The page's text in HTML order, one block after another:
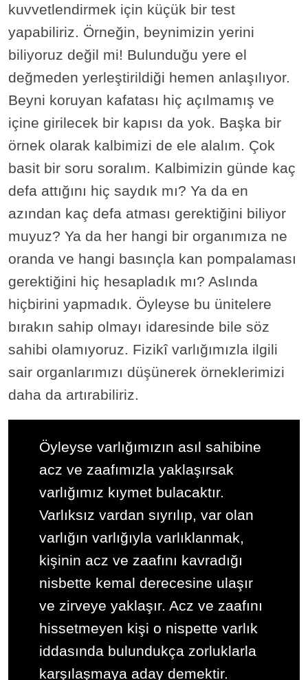
kuvvetlendirmek için küçük bir test
yapabiliriz. Örneğin, beynimizin yerini
biliyoruz değil mi! Bulunduğu yere el
değmeden yerleştirildiği hemen anlaşılıyor.
Beyni koruyan kafatası hiç açılmamış ve
içine girilecek bir kapısı da yok. Başka bir
örnek olarak kalbimizi de ele alalım. Çok
basit bir soru soralım. Kalbimizin günde kaç
defa attığını hiç saydık mı? Ya da en
azından kaç defa atması gerektiğini biliyor
muyuz? Ya da her hangi bir organımıza ne
oranda ve hangi basınçla kan pompalaması
gerektiğini hiç hesapladık mı? Aslında
hiçbirini yapmadık. Öyleyse bu ünitelere
bırakın sahip olmayı idaresinde bile söz
sahibi olamıyoruz. Fizikî varlığımızla ilgili
sair organlarımızı düşünerek örneklerimizi
daha da artırabiliriz.
Öyleyse varlığımızın asıl sahibine
acz ve zaafımızla yaklaşırsak
varlığımız kıymet bulacaktır.
Varlıksız vardan sıyrılıp, var olan
varlığın varlığıyla varlıklanmak,
kişinin acz ve zaafını kavradığı
nisbette kemal derecesine ulaşır
ve zirveye yaklaşır. Acz ve zaafını
hissetmeyen kişi o nispette varlık
iddasında bulundukça zorluklarla
karşılaşmaya aday demektir.